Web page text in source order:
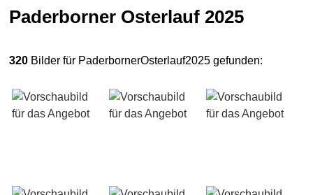
Paderborner Osterlauf 2025
320 Bilder für PaderbornerOsterlauf2025 gefunden: